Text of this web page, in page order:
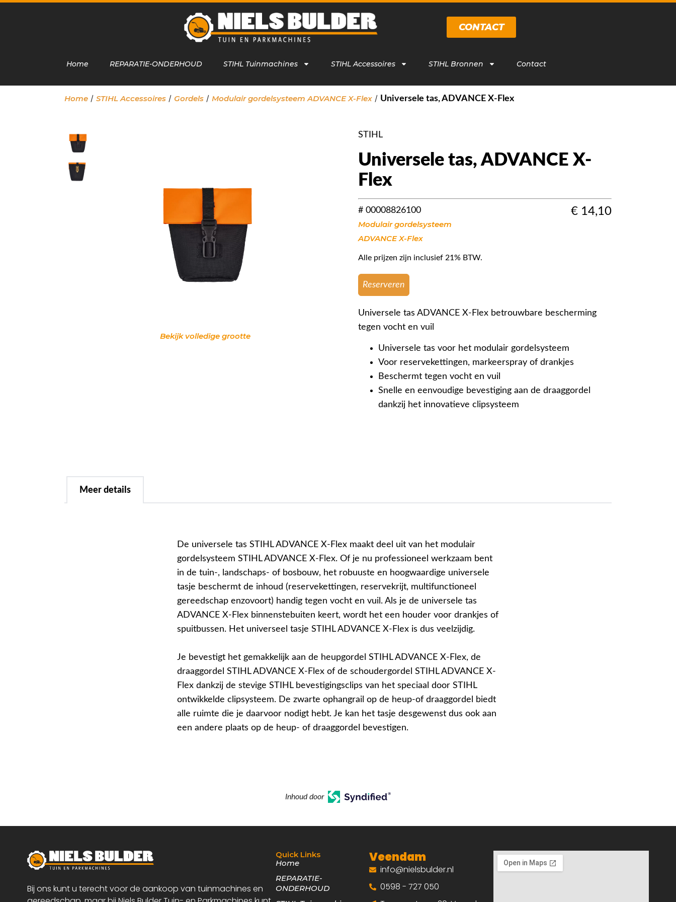
CONTACT
Home REPARATIE-ONDERHOUD STIHL Tuinmachines STIHL Accessoires STIHL Bronnen Contact
Home / STIHL Accessoires / Gordels / Modulair gordelsysteem ADVANCE X-Flex / Universele tas, ADVANCE X-Flex
Bekijk volledige grootte
STIHL
Universele tas, ADVANCE X-
Flex
# 00008826100
Modulair gordelsysteem
ADVANCE X-Flex
€ 14,10
Alle prijzen zijn inclusief 21% BTW.
Reserveren
Universele tas ADVANCE X-Flex betrouwbare bescherming
tegen vocht en vuil
Universele tas voor het modulair gordelsysteem
Voor reservekettingen, markeerspray of drankjes
Beschermt tegen vocht en vuil
Snelle en eenvoudige bevestiging aan de draaggordel
dankzij het innovatieve clipsysteem
Meer details
De universele tas STIHL ADVANCE X-Flex maakt deel uit van het modulair
gordelsysteem STIHL ADVANCE X-Flex. Of je nu professioneel werkzaam bent
in de tuin-, landschaps- of bosbouw, het robuuste en hoogwaardige universele
tasje beschermt de inhoud (reservekettingen, reservekrijt, multifunctioneel
gereedschap enzovoort) handig tegen vocht en vuil. Als je de universele tas
ADVANCE X-Flex binnenstebuiten keert, wordt het een houder voor drankjes of
spuitbussen. Het universeel tasje STIHL ADVANCE X-Flex is dus veelzijdig.
Je bevestigt het gemakkelijk aan de heupgordel STIHL ADVANCE X-Flex, de
draaggordel STIHL ADVANCE X-Flex of de schoudergordel STIHL ADVANCE X-
Flex dankzij de stevige STIHL bevestigingsclips van het speciaal door STIHL
ontwikkelde clipsysteem. De zwarte ophangrail op de heup-of draaggordel biedt
alle ruimte die je daarvoor nodigt hebt. Je kan het tasje desgewenst dus ook aan
een andere plaats op de heup- of draaggordel bevestigen.
Inhoud door
Bij ons kunt u terecht voor de aankoop van tuinmachines en
Quick Links
Home
REPARATIE-
ONDERHOUD
Veendam
info@nielsbulder.nl
0598 - 727 050